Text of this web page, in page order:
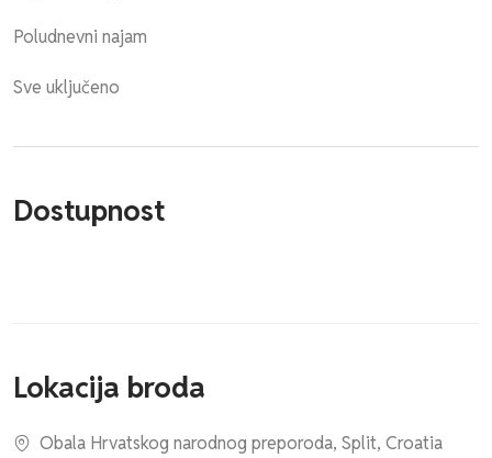
Poludnevni najam
Sve uključeno
Dostupnost
Lokacija broda
Obala Hrvatskog narodnog preporoda, Split, Croatia